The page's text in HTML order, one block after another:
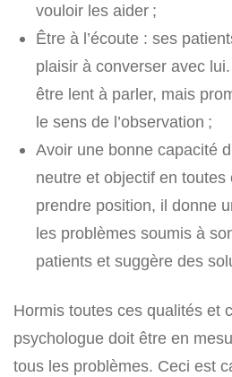
vouloir les aider ;
Être à l’écoute : ses
plaisir à converser avec
être lent à parler, mais
le sens de l’observation ;
Avoir une bonne capacité
neutre et objectif en
prendre position, il donne
les problèmes soumis à
patients et suggère des
Hormis toutes ces qualités et
psychologue doit être en
tous les problèmes. Ceci est